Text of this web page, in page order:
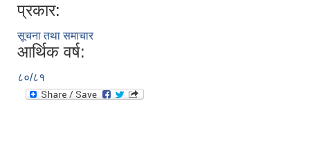
प्रकार:
सूचना तथा समाचार
आर्थिक वर्ष:
८०/८१